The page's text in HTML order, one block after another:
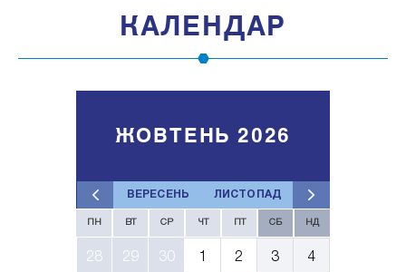
КАЛЕНДАР
ВЕРЕСЕНЬ ЛИСТОПАД
ЖОВТЕНЬ 2026
ПН ВТ СР ЧТ ПТ СБ НД
28 29 30 1 2 3 4